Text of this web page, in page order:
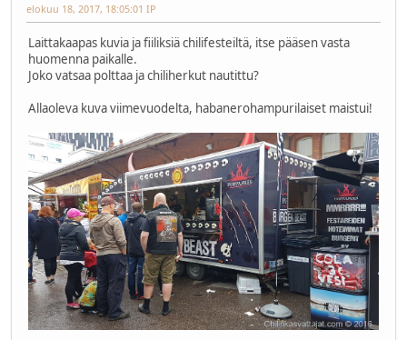
elokuu 18, 2017, 18:05:01 IP
Laittakaapas kuvia ja fiiliksiä chilifesteiltä, itse pääsen vasta
huomenna paikalle.
Joko vatsaa polttaa ja chiliherkut nautittu?
Allaoleva kuva viimevuodelta, habanerohampurilaiset maistui!